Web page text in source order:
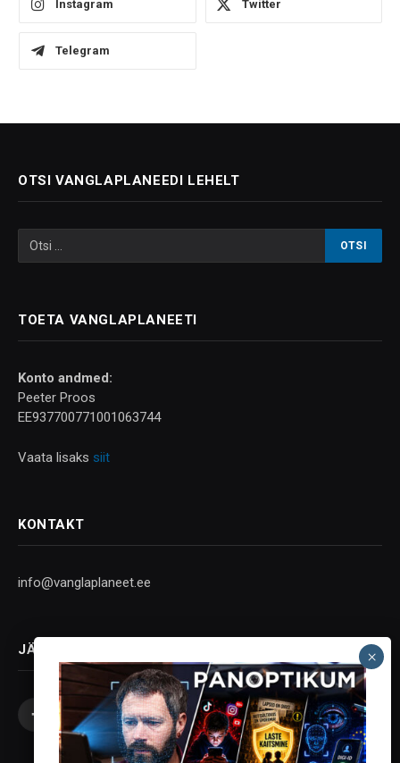
Instagram Twitter
Telegram
OTSI VANGLAPLANEEDI LEHELT
TOETA VANGLAPLANEETI
Konto andmed:
Peeter Proos
EE937700771001063744
Vaata lisaks siit
KONTAKT
info@vanglaplaneet.ee
JÄLGI SOTSIAALMEEDIAS
Facebook
X
(Twitter)
InstagramYouTubeTelegram